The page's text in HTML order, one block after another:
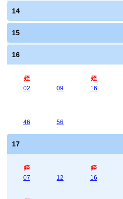
14
15
16
姪
02
09
姪
16
46 56
17
姪
07
12
姪
16